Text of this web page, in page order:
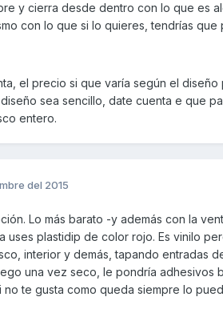
y cierra desde dentro con lo que es
con lo que si lo quieres, tendrías
el precio si que varía según el
sea sencillo, date cuenta e que
entero.
del 2015
Lo más barato -y además con la
uses plastidip de color rojo. Es vinilo
interior y demás, tapando entradas
una vez seco, le pondría adhesivos
te gusta como queda siempre lo